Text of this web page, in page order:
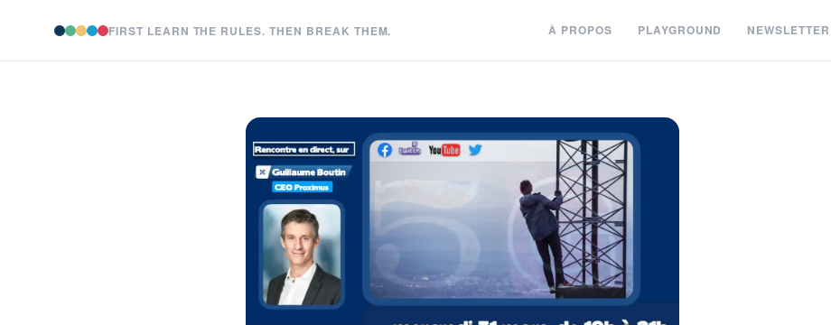
FIRST LEARN THE RULES. THEN BREAK THEM. À PROPOS PLAYGROUND NEWSLETTER